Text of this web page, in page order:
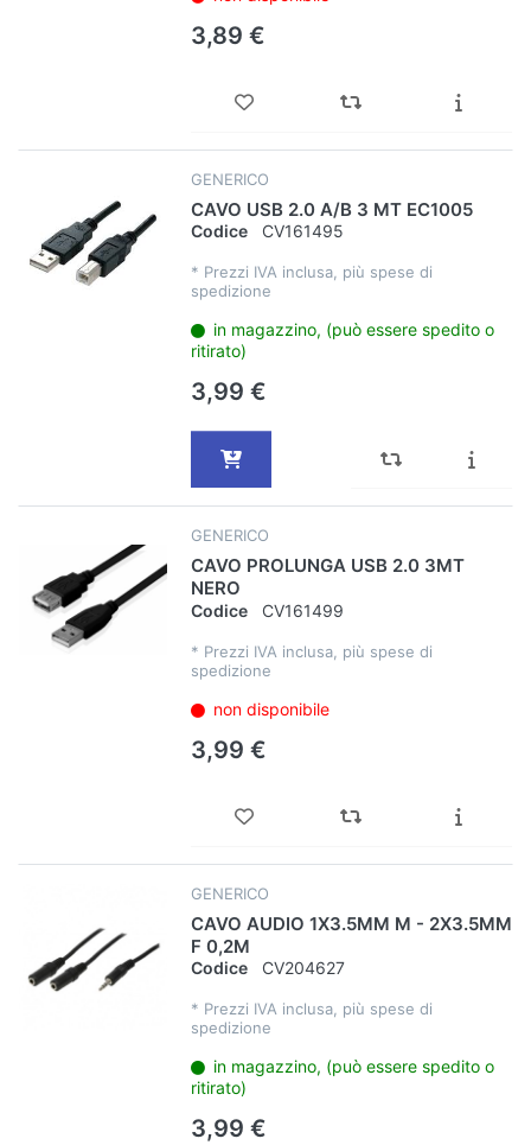
3,89 €
GENERICO
CAVO USB 2.0 A/B 3 MT EC1005
Codice CV161495
* Prezzi IVA inclusa, più spese di
spedizione
in magazzino, (può essere spedito o
ritirato)
3,99 €
GENERICO
CAVO PROLUNGA USB 2.0 3MT
NERO
Codice CV161499
* Prezzi IVA inclusa, più spese di
spedizione
non disponibile
3,99 €
GENERICO
CAVO AUDIO 1X3.5MM M - 2X3.5MM
F 0,2M
Codice CV204627
* Prezzi IVA inclusa, più spese di
spedizione
in magazzino, (può essere spedito o
ritirato)
3,99 €